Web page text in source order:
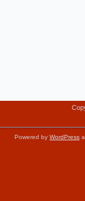
Powered by WordPress